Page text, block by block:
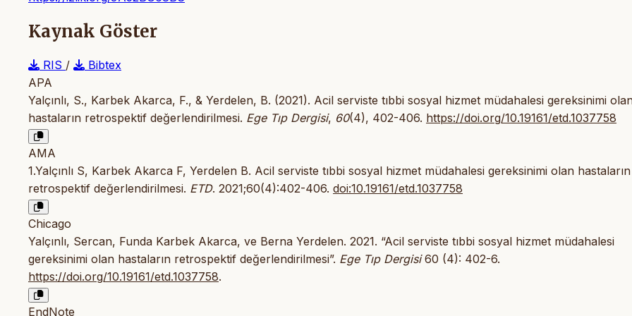
Kaynak Göster
RIS /
Bibtex
APA
Yalçınlı, S., Karbek Akarca, F., & Yerdelen, B. (2021). Acil serviste tıbbi sosyal hizmet müdahalesi gereksinimi
hastaların retrospektif değerlendirilmesi. Ege Tıp Dergisi, 60(4), 402-406. https://doi.org/10.19161/etd.1037758
AMA
1.Yalçınlı S, Karbek Akarca F, Yerdelen B. Acil serviste tıbbi sosyal hizmet müdahalesi gereksinimi olan hastaların
retrospektif değerlendirilmesi. ETD. 2021;60(4):402-406. doi:10.19161/etd.1037758
Chicago
Yalçınlı, Sercan, Funda Karbek Akarca, ve Berna Yerdelen. 2021. “Acil serviste tıbbi sosyal hizmet müdahalesi
gereksinimi olan hastaların retrospektif değerlendirilmesi”. Ege Tıp Dergisi60 (4): 402-6.
https://doi.org/10.19161/etd.1037758.
EndNote